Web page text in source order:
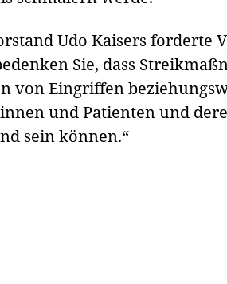
Udo Kaisers forderte
Sie, dass
von Eingriffen
und Patienten und
sein können.“